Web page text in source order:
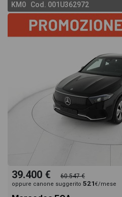
KM0 Cod. 001U362972
39.400 € 60.547 €
oppure canone suggerito 521€/mese